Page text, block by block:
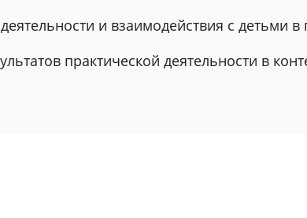
и взаимодействия с детьми в
практической деятельности в